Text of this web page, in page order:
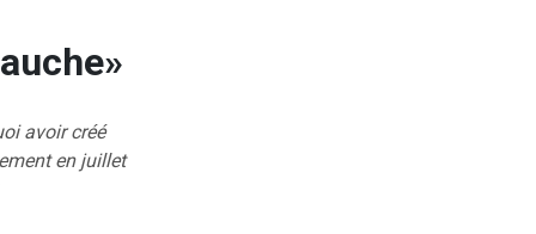
avoir créé
en juillet